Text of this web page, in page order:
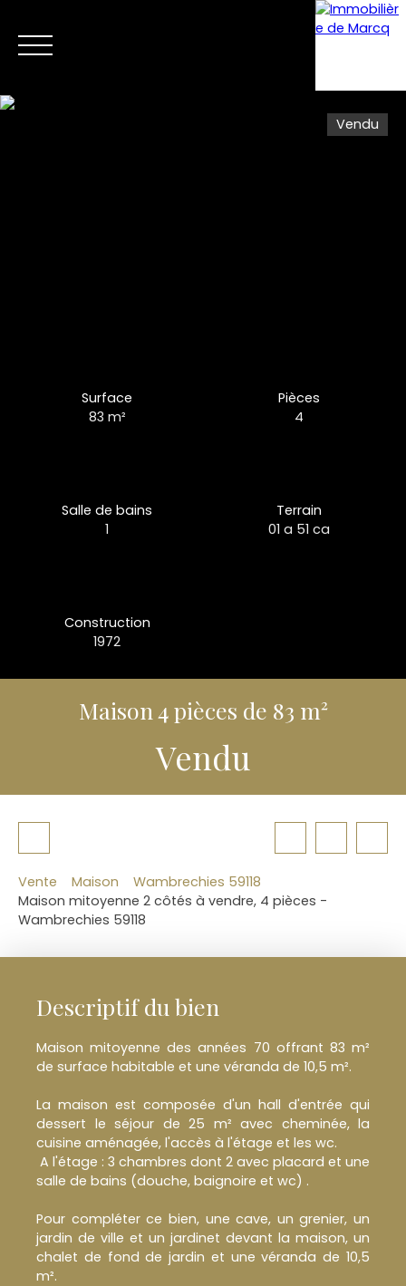
Vendu
Surface
83 m²
Pièces
4
Salle de bains
1
Terrain
01 a 51 ca
Construction
1972
Maison 4 pièces de 83 m²
Vendu
Vente Maison
Wambrechies 59118
Maison mitoyenne 2 côtés à vendre, 4 pièces -
Wambrechies 59118
Descriptif du bien
Maison mitoyenne des années 70 offrant 83 m²
de surface habitable et une véranda de 10,5 m².
La maison est composée d'un hall d'entrée qui
dessert le séjour de 25 m² avec cheminée, la
cuisine aménagée, l'accès à l'étage et les wc.
A l'étage : 3 chambres dont 2 avec placard et une
salle de bains (douche, baignoire et wc) .
Pour compléter ce bien, une cave, un grenier, un
jardin de ville et un jardinet devant la maison, un
chalet de fond de jardin et une véranda de 10,5
m².